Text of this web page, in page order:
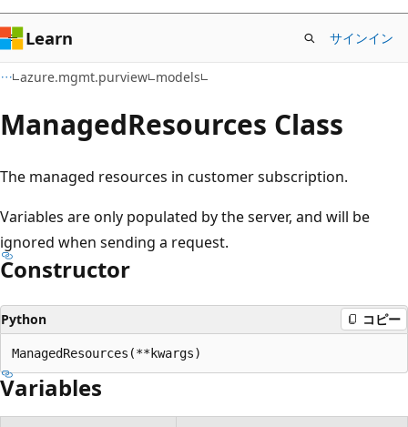
キ
ッ
プ
ン
に
ス
キ
ッ
プ
Learn サインイン
azure.mgmt.purview models
ManagedResources Class
The managed resources in customer subscription.
Variables are only populated by the server, and will be
ignored when sending a request.
Constructor
Python コピー
ManagedResources(**kwargs)
Variables